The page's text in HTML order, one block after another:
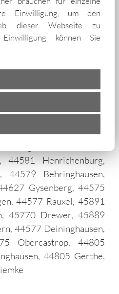
Baukau-Ost, 44629
West, 45739 Oer,
Horsthausen, 44651
Erkenschwick, 45739
44606 Herne, 44649
44625
44628
45892 Resse, 44573
Habinghorst, 44652
Henrichenburg,
44579 Behringhausen,
Gysenberg, 44575
44577 Rauxel, 45891
45770 Drewer, 45889
44577 Deininghausen,
Obercastrop, 44805
44805 Gerthe,
Einwilligung, um den
dieser Webseite zu
können Sie